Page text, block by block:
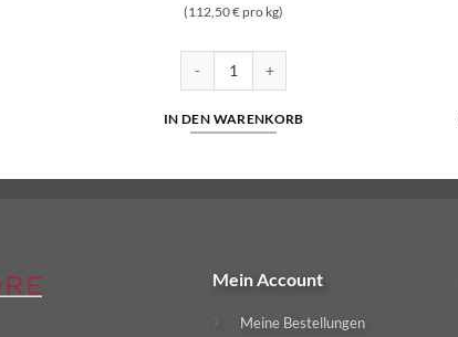
(112,50 € pro kg)
IN DEN WARENKORB
Mein Account
Meine Bestellungen